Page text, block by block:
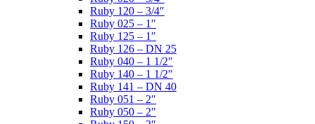
Ruby 120 – 3/4″
Ruby 025 – 1″
Ruby 125 – 1″
Ruby 126 – DN 25
Ruby 040 – 1 1/2″
Ruby 140 – 1 1/2″
Ruby 141 – DN 40
Ruby 051 – 2″
Ruby 050 – 2″